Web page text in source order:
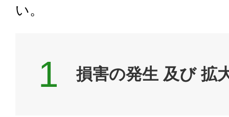
い。
損害の発生 及び 拡